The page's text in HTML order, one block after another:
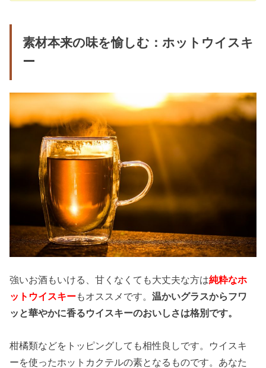
素材本来の味を愉しむ：ホットウイスキ
ー
強いお酒もいける、甘くなくても大丈夫な方は純粋なホ
ットウイスキーもオススメです。温かいグラスからフワ
ッと華やかに香るウイスキーのおいしさは格別です。
柑橘類などをトッピングしても相性良しです。ウイスキ
ーを使ったホットカクテルの素となるものです。あなた